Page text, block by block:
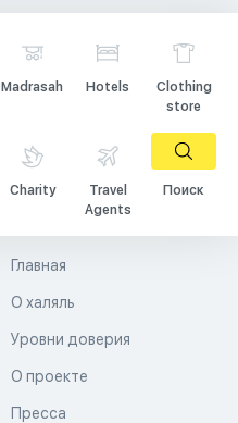
Madrasah Hotels
Clothing
store
Charity
Travel
Agents
Поиск
Главная
О халяль
Уровни доверия
О проекте
Пресса